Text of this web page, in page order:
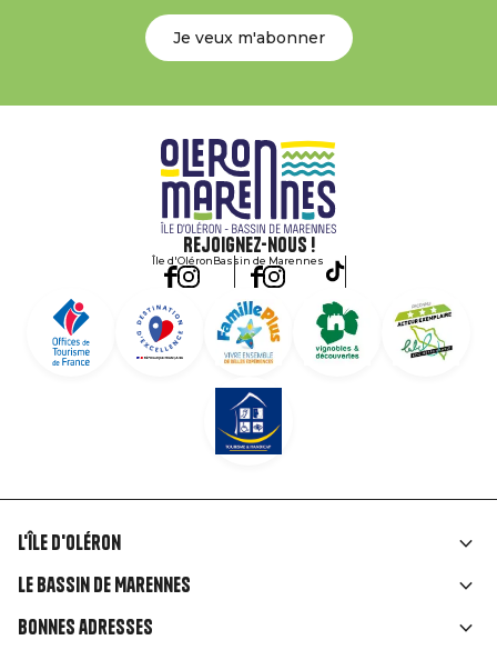
Je veux m'abonner
Rejoignez-nous !
Île d'OléronBassin de Marennes
Liens
rubriques
L'île d'Oléron
Le Bassin de Marennes
Bonnes adresses